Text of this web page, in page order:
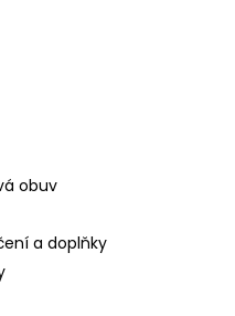
obuv
a doplňky